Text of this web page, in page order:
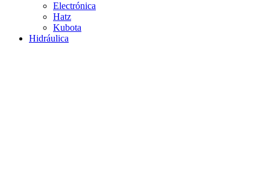
Electrónica
Hatz
Kubota
Hidráulica